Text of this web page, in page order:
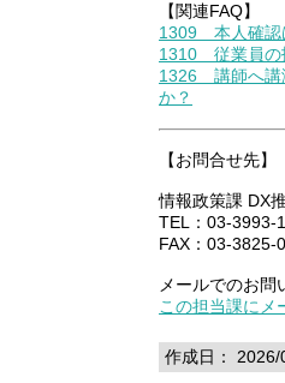
【関連FAQ】
1309 本人確認
1310 従業員の
1326 講師へ講
か？
【お問合せ先】
情報政策課 DX
TEL：03-3993-
FAX：03-3825-
メールでのお問
この担当課にメ
作成日： 2026/